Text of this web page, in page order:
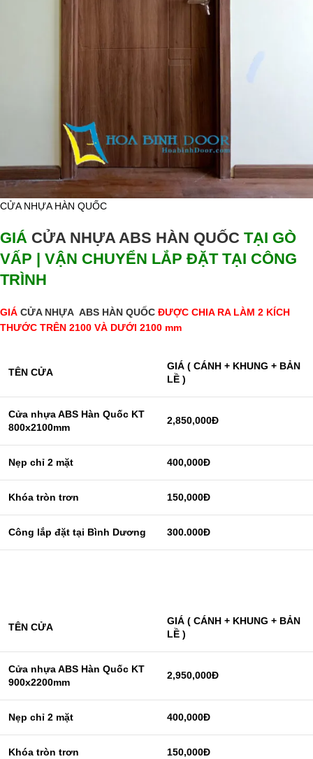
CỬA NHỰA HÀN QUỐC
GIÁ CỬA NHỰA ABS HÀN QUỐC TẠI GÒ
VẤP | VẬN CHUYỂN LẮP ĐẶT TẠI CÔNG
TRÌNH
GIÁ CỬA NHỰA ABS HÀN QUỐC ĐƯỢC CHIA RA LÀM 2 KÍCH
THƯỚC TRÊN 2100 VÀ DƯỚI 2100 mm
TÊN CỬA
GIÁ ( CÁNH + KHUNG + BẢN
LỀ )
Cửa nhựa ABS Hàn Quốc KT
800x2100mm
2,850,000Đ
Nẹp chỉ 2 mặt 400,000Đ
Khóa tròn trơn 150,000Đ
Công lắp đặt tại Bình Dương 300.000Đ
TÊN CỬA
GIÁ ( CÁNH + KHUNG + BẢN
LỀ )
Cửa nhựa ABS Hàn Quốc KT
900x2200mm
2,950,000Đ
Nẹp chỉ 2 mặt 400,000Đ
Khóa tròn trơn 150,000Đ